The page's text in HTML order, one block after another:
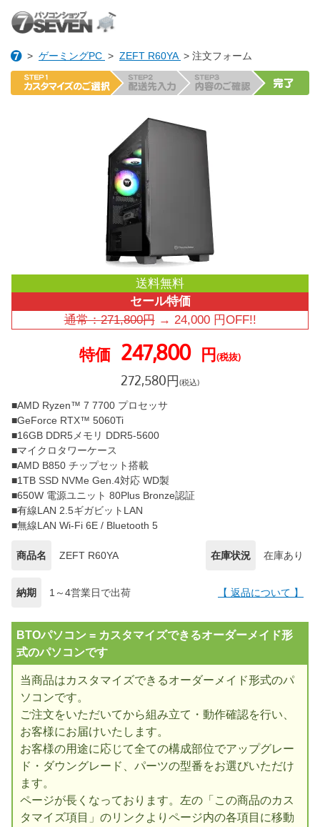
> ゲーミングPC > ZEFT R60YA > 注文フォーム
送料無料
セール特価
通常：271,800円→ 24,000円OFF!!
特価 247,800 円(税抜)
272,580円(税込)
■AMD Ryzen™ 7 7700 プロセッサ
■GeForce RTX™ 5060Ti
■16GB DDR5メモリ DDR5-5600
■マイクロタワーケース
■AMD B850 チップセット搭載
■1TB SSD NVMe Gen.4対応 WD製
■650W 電源ユニット 80Plus Bronze認証
■有線LAN 2.5ギガビットLAN
■無線LAN Wi-Fi 6E / Bluetooth 5
商品名 ZEFT R60YA 在庫状況 在庫あり
納期 1～4営業日で出荷 【 返品について 】
BTOパソコン = カスタマイズできるオーダーメイド形
式のパソコンです
当商品はカスタマイズできるオーダーメイド形式のパ
ソコンです。
ご注文をいただいてから組み立て・動作確認を行い、
お客様にお届けいたします。
お客様の用途に応じて全ての構成部位でアップグレー
ド・ダウングレード、パーツの型番をお選びいただけ
ます。
ページが長くなっております。左の「この商品のカス
タマイズ項目」のリンクよりページ内の各項目に移動